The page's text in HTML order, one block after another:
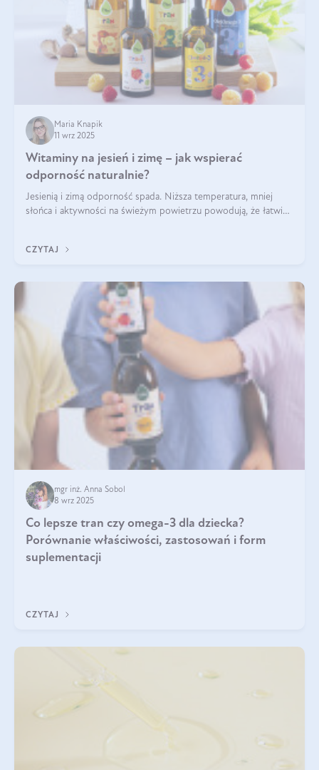
Maria Knapik
11 wrz 2025
Witaminy na jesień i zimę – jak wspierać
odporność naturalnie?
Jesienią i zimą odporność spada. Niższa temperatura, mniej
słońca i aktywności na świeżym powietrzu powodują, że łatwiej
suplementować jesienią i zimą?
CZYTAJ
mgr inż. Anna Sobol
8 wrz 2025
Co lepsze tran czy omega-3 dla dziecka?
Porównanie właściwości, zastosowań i form
suplementacji
CZYTAJ